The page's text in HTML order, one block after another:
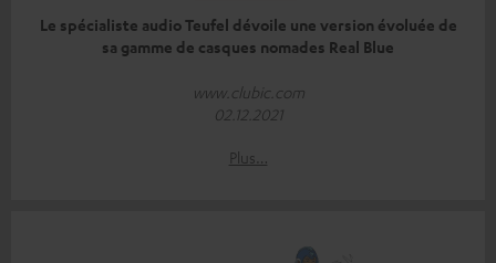
Le spécialiste audio Teufel dévoile une version évoluée de
sa gamme de casques nomades Real Blue
www.clubic.com
02.12.2021
Plus…